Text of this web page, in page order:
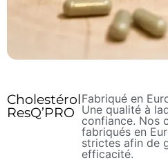
Cholestérol
ResQ’PRO
Fabriqué en
Une qualité à
confiance. Nos
fabriqués en
strictes afin de
efficacité.